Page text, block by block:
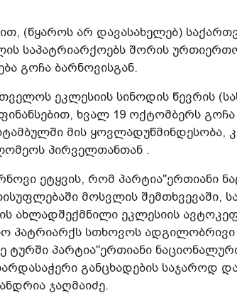
(წყაროს არ დავასახელებ)
საპატრიარქოებს შორის
გოჩა ბარნოვისგან.
ეკლესიის სინოდის წევრის
ხვალ 19 ოქტომბერს
მის ყოვლადუწმინდესობა,
პირველთანთან .
ეტყვის, რომ პარტია"ერთიანი
მოსვლის შემთხვევაში,
ახლადშექმნილი ეკლესიის
პატრიარქს სთხოვოს
ტურში პარტია"ერთიანი
განცხადების საჯაროდ
ჯაღმაიძე.